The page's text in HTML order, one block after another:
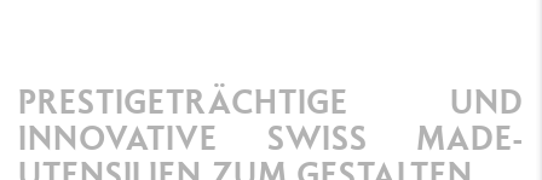
PRESTIGETRÄCHTIGE UND
INNOVATIVE SWISS MADE-